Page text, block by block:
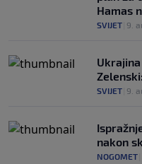
Hamas
SVIJET 9.
SVIJET 9.
nakon
NOGOMET